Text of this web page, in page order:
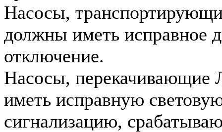
Насосы,
должны иметь исправное
отключение.
Насосы,
иметь исправную
сигнализацию,